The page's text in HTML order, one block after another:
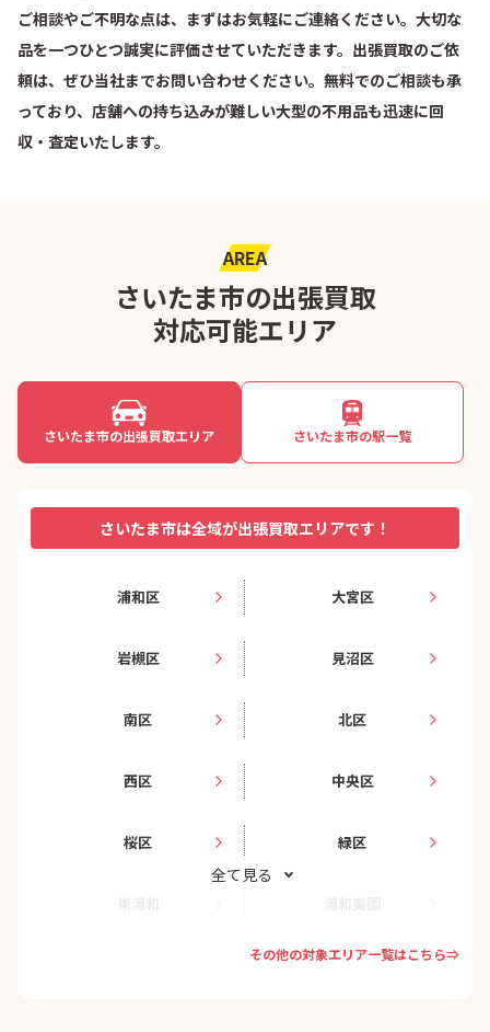
ご相談やご不明な点は、まずはお気軽にご連絡ください。大切な
品を一つひとつ誠実に評価させていただきます。出張買取のご依
頼は、ぜひ当社までお問い合わせください。無料でのご相談も承
っており、店舗への持ち込みが難しい大型の不用品も迅速に回
収・査定いたします。
AREA
さいたま市の出張買取
対応可能エリア
さいたま市の出張買取エリア さいたま市の駅一覧
さいたま市は全域が出張買取エリアです！
浦和区 大宮区
岩槻区 見沼区
南区 北区
西区 中央区
桜区 緑区
全て見る
その他の対象エリア一覧はこちら⇒